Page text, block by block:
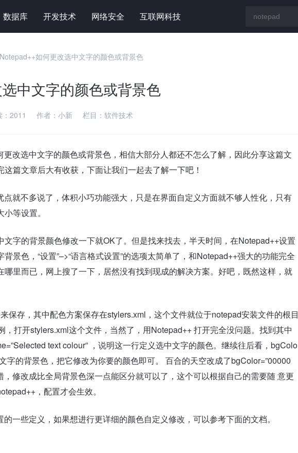
数据库 开发技术 网络安全 互联网科技
Notepad++如何更改选中文字的颜色或背景色
中文字的颜色或背景色
2011 作者： 小新 栏目： 软件技术
改选中文字的颜色或背景色，相信大部分人都还不怎么了解，因此分享这篇文
篇文章后大有收获，下面让我们一起去了解一下吧！
就不多说了，体积小巧功能强大，只是在界面自定义方面就不够人性化，只有
等设置。
字的背景颜色修改一下就OK了。但是找来找去，半天时间，在Notepad++设置
景色，“设置”–>“语言格式设置”的选项太简单了，和Notepad++强大的功能完全
里而已，网上搜了一下，居然没有找到现成的解决方案。好吧，既然这样，就
保存，其中配色方案保存在stylers.xml，这个文件就位于notepad安装文件的根目
，打开stylers.xml这个文件，当然了，用Notepad++ 打开完全没问题。找到其中
text colour” ，说明这一行定义选中文字的颜色。继续往后看，bgColo
字的背景色，把它修改为你要的颜色即可。 百合的天空改成了bgColor=”00000
修改成比全局背景色深一点能区分就可以了，这个可以根据自己的需要随 意更
，配置才会生效。
一些定义，如果想进行更详细的颜色自定义修改，可以参考下面的文档。